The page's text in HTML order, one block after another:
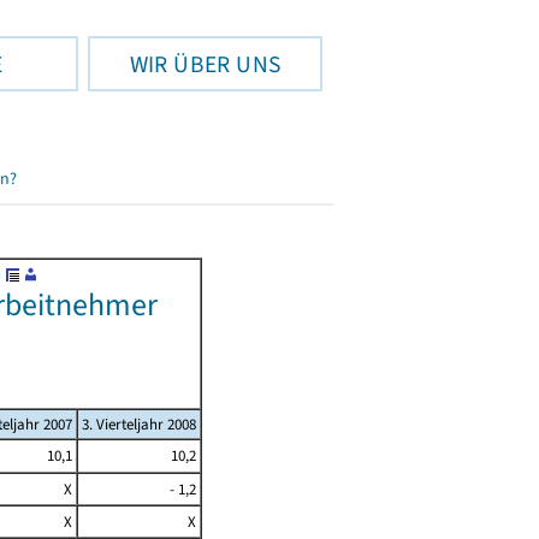
WIR ÜBER UNS
2007 3. Vierteljahr 2008
10,1
10,2
X
- 1,2
X
X